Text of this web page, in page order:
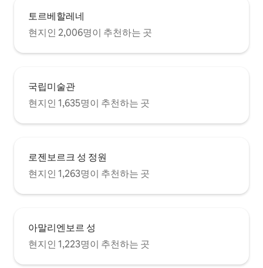
토르베할레네
현지인 2,006명이 추천하는 곳
국립미술관
현지인 1,635명이 추천하는 곳
로젠보르크 성 정원
현지인 1,263명이 추천하는 곳
아말리엔보르 성
현지인 1,223명이 추천하는 곳